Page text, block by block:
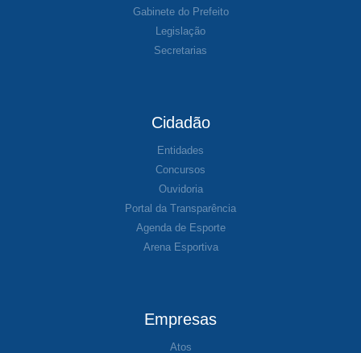
Gabinete do Prefeito
Legislação
Secretarias
Cidadão
Entidades
Concursos
Ouvidoria
Portal da Transparência
Agenda de Esporte
Arena Esportiva
Empresas
Atos